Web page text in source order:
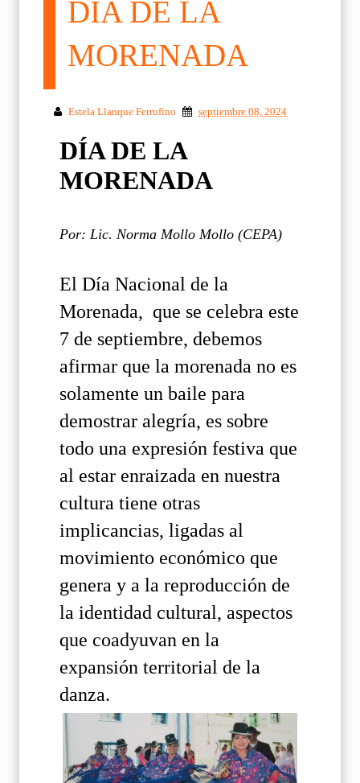
DÍA DE LA
MORENADA
Estela Llanque Ferrufino septiembre 08, 2024
DÍA DE LA
MORENADA
Por: Lic. Norma Mollo Mollo (CEPA)
El Día Nacional de la
Morenada, que se celebra este
7 de septiembre, debemos
afirmar que la morenada no es
solamente un baile para
demostrar alegría, es sobre
todo una expresión festiva que
al estar enraizada en nuestra
cultura tiene otras
implicancias, ligadas al
movimiento económico que
genera y a la reproducción de
la identidad cultural, aspectos
que coadyuvan en la
expansión territorial de la
danza.